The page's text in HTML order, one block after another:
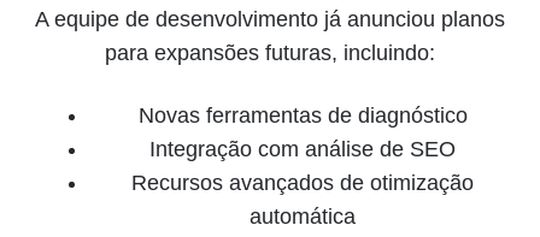
A equipe de desenvolvimento já anunciou planos
para expansões futuras, incluindo:
Novas ferramentas de diagnóstico
Integração com análise de SEO
Recursos avançados de otimização
automática